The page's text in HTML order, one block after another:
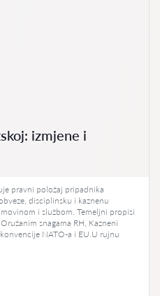
izmjene i
pravni položaj pripadnika
disciplinsku i kaznenu
i službom. Temeljni propisi
snagama RH, Kazneni
NATO-a i EU.U rujnu